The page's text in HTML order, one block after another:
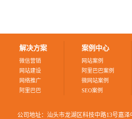
解决方案
微信营销
网站建设
网络推广
阿里巴巴
案例中心
网站案例
阿里巴巴案例
微网站案例
SEO案例
公司地址：汕头市龙湖区科技中路13号嘉泽